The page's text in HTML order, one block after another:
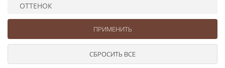
ОТТЕНОК
Ушковые
Шторные
Цепочки шарики с замком
Ткани
Шнуры
Сумочная фурнитура